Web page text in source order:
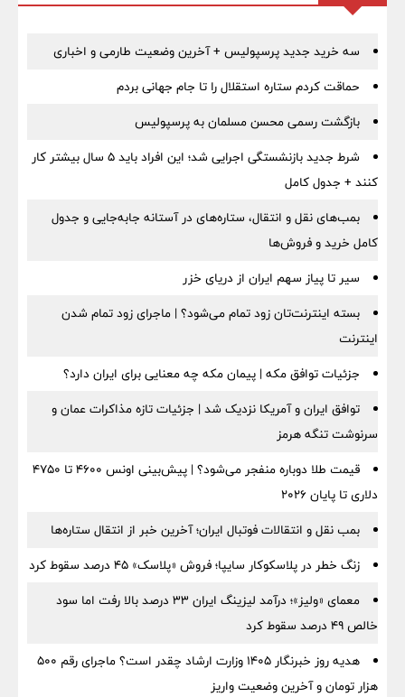
سه خرید جدید پرسپولیس + آخرین وضعیت طارمی و اخباری
حماقت کردم ستاره استقلال را تا جام جهانی بردم
بازگشت رسمی محسن مسلمان به پرسپولیس
شرط جدید بازنشستگی اجرایی شد؛ این افراد باید ۵ سال بیشتر کار
کنند + جدول کامل
بمب‌های نقل و انتقال، ستاره‌های در آستانه جابه‌جایی و جدول
کامل خرید و فروش‌ها
سیر تا پیاز سهم ایران از دریای خزر
بسته اینترنت‌تان زود تمام می‌شود؟ | ماجرای زود تمام شدن
اینترنت
جزئیات توافق مکه | پیمان مکه چه معنایی برای ایران دارد؟
توافق ایران و آمریکا نزدیک شد | جزئیات تازه مذاکرات عمان و
سرنوشت تنگه هرمز
قیمت طلا دوباره منفجر می‌شود؟ | پیش‌بینی اونس ۴۶۰۰ تا ۴۷۵۰
دلاری تا پایان ۲۰۲۶
بمب نقل‌ و انتقالات فوتبال ایران؛ آخرین خبر از انتقال ستاره‌ها
زنگ خطر در پلاسکوکار سایپا؛ فروش «پلاسک» ۴۵ درصد سقوط کرد
معمای «ولیز»؛ درآمد لیزینگ ایران ۳۳ درصد بالا رفت اما سود
خالص ۴۹ درصد سقوط کرد
هدیه روز خبرنگار ۱۴۰۵ وزارت ارشاد چقدر است؟ ماجرای رقم ۵۰۰
هزار تومان و آخرین وضعیت واریز